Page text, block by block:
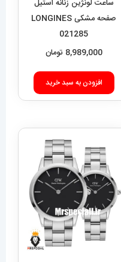
ساعت لونژین زنانه استیل
صفحه مشکی LONGINES
021285
8,989,000 تومان
افزودن به سبد خرید